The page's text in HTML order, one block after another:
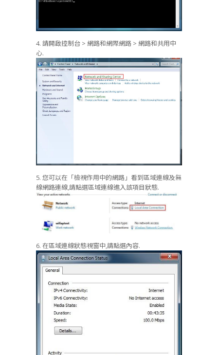
4. 請開啟控制台 > 網路和網際網路 > 網路和共用中
心.
5. 您可以在「檢視作用中的網路」看到區域連線及無
線網路連線,請點選區域連線進入該項目狀態.
6. 在區域連線狀態視窗中,請點選內容.